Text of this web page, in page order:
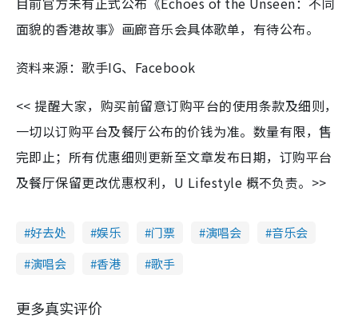
面貌的香港故事》画廊音乐会具体歌单，有待公布。
资料来源：歌手IG、Facebook
<< 提醒大家，购买前留意订购平台的使用条款及细则，
一切以订购平台及餐厅公布的价钱为准。数量有限，售
完即止；所有优惠细则更新至文章发布日期，订购平台
及餐厅保留更改优惠权利，U Lifestyle 概不负责。>>
好去处 娱乐 门票 演唱会
音乐会
演唱会
香港 歌手
更多真实评价